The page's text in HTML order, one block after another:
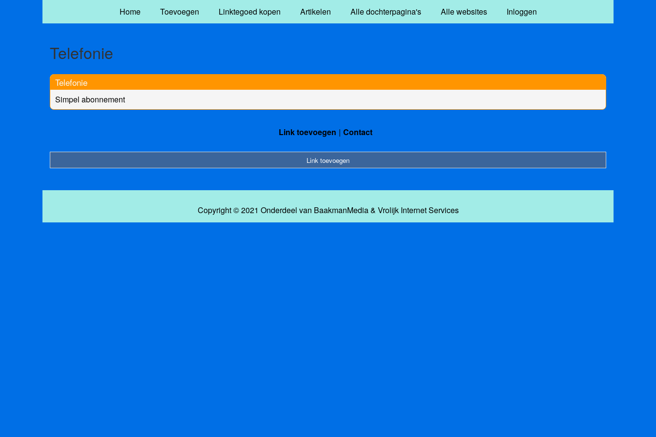
Home Toevoegen Linktegoed kopen Artikelen Alle dochterpagina's Alle websites Inloggen
Telefonie
Telefonie
Simpel abonnement
Link toevoegen Contact
Link toevoegen
Copyright © 2021 Onderdeel van BaakmanMedia& Vrolijk Internet Services